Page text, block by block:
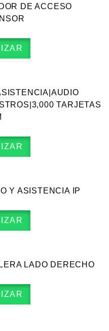
DE ACCESO
TARJETAS
Y ASISTENCIA IP
LADO DERECHO